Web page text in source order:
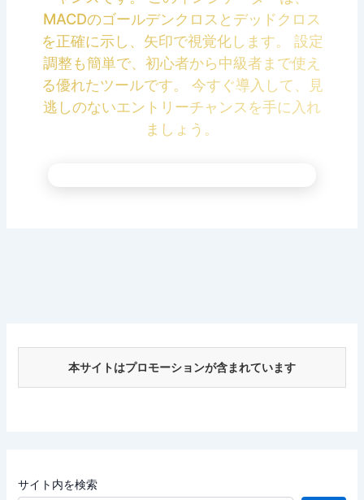
MACDのゴールデンクロスとデッドクロス
を正確に示し、矢印で視覚化します。 設定
調整も簡単で、初心者から中級者まで使え
る優れたツールです。 今すぐ導入して、見
逃しのないエントリーチャンスを手に入れ
ましょう。
本サイトはプロモーションが含まれています
サイト内を検索